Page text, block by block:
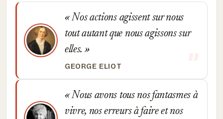
Nos actions agissent sur nous
tout autant que nous agissons sur
elles.
GEORGE ELIOT
Nous avons tous nos fantasmes à
vivre, nos erreurs à faire et nos